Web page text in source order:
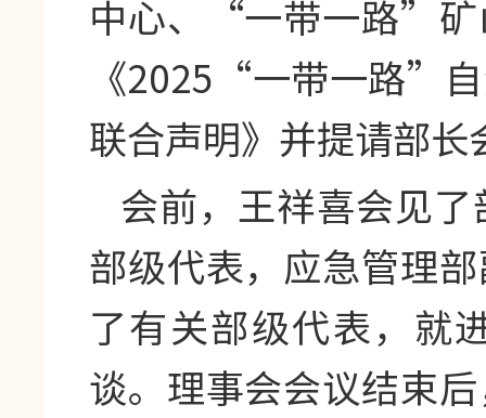
中心、“一带一路”矿
《2025“一带一路”
联合声明》并提请部长
会前，王祥喜会见
部级代表，应急管理
了有关部级代表，就
谈。理事会会议结束